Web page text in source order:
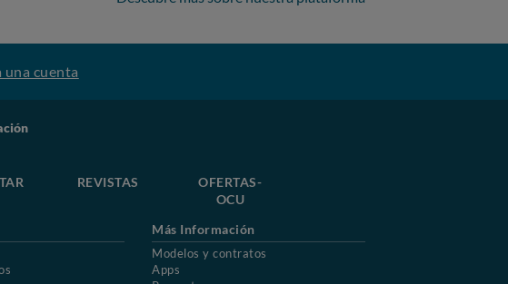
una cuenta
REVISTAS
OFERTAS-
OCU
Más Información
Modelos y contratos
Apps